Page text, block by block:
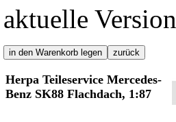
aktuelle Version
Herpa Teileservice Mercedes-
Benz SK88 Flachdach, 1:87